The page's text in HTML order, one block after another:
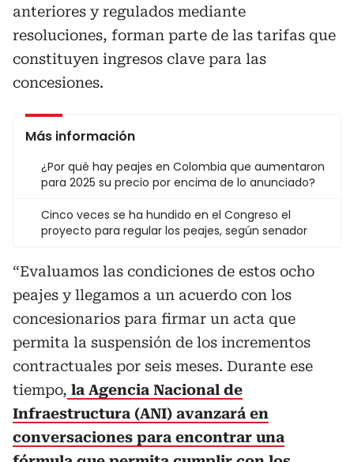
anteriores y regulados mediante
resoluciones, forman parte de las tarifas que
constituyen ingresos clave para las
concesiones.
Más información
¿Por qué hay peajes en Colombia que aumentaron
para 2025 su precio por encima de lo anunciado?
Cinco veces se ha hundido en el Congreso el
proyecto para regular los peajes, según senador
“Evaluamos las condiciones de estos ocho
peajes y llegamos a un acuerdo con los
concesionarios para firmar un acta que
permita la suspensión de los incrementos
contractuales por seis meses. Durante ese
tiempo, la Agencia Nacional de
Infraestructura (ANI) avanzará en
conversaciones para encontrar una